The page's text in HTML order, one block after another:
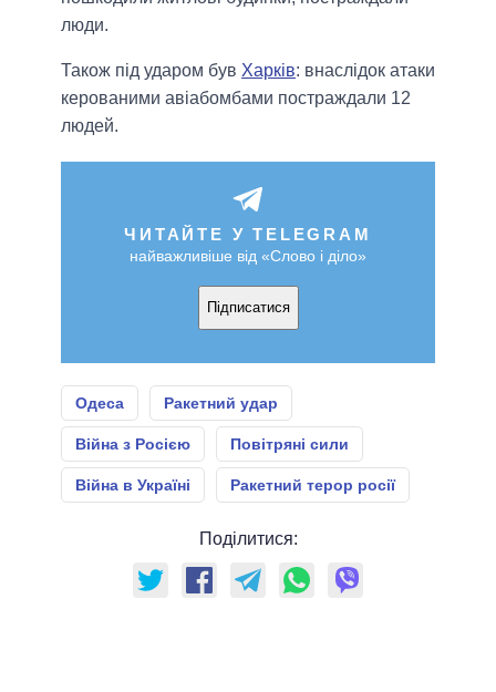
люди.
Також під ударом був Харків: внаслідок атаки
керованими авіабомбами постраждали 12
людей.
ЧИТАЙТЕ У TELEGRAM
найважливіше від «Слово і діло»
Підписатися
Одеса Ракетний удар
Війна з Росією Повітряні сили
Війна в Україні Ракетний терор росії
Поділитися: